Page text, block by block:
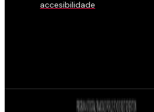
accesibilidade